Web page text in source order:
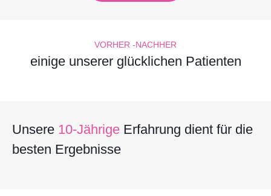
VORHER -NACHHER
einige unserer glücklichen Patienten
Unsere 10-Jährige Erfahrung dient für die
besten Ergebnisse